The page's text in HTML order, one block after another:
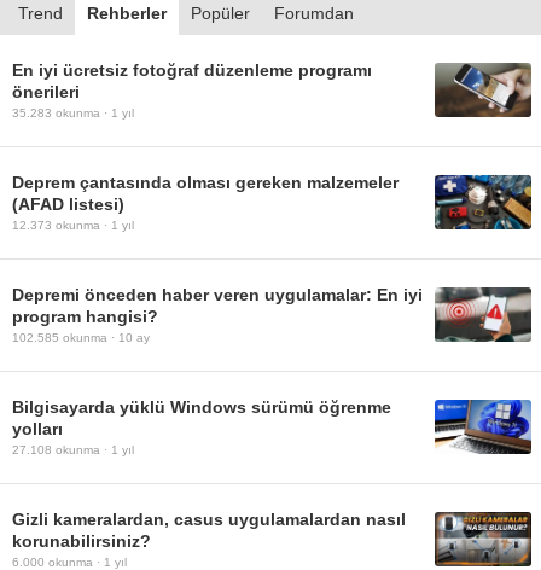
Trend Rehberler Popüler Forumdan
En iyi ücretsiz fotoğraf düzenleme programı
önerileri
35.283 okunma · 1 yıl
Deprem çantasında olması gereken malzemeler
(AFAD listesi)
12.373 okunma · 1 yıl
Depremi önceden haber veren uygulamalar: En iyi
program hangisi?
102.585 okunma · 10 ay
Bilgisayarda yüklü Windows sürümü öğrenme
yolları
27.108 okunma · 1 yıl
Gizli kameralardan, casus uygulamalardan nasıl
korunabilirsiniz?
6.000 okunma · 1 yıl